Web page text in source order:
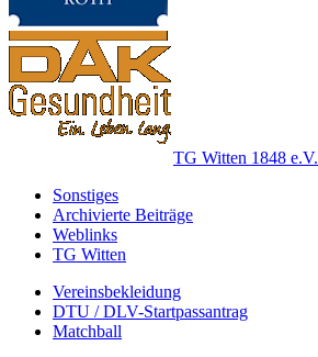
TG Witten 1848 e.V.
Sonstiges
Archivierte Beiträge
Weblinks
TG Witten
Vereinsbekleidung
DTU / DLV-Startpassantrag
Matchball